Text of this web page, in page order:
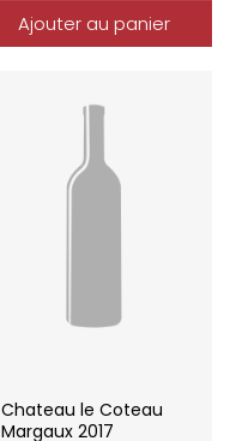
Ajouter au panier
Chateau le Coteau
Margaux 2017